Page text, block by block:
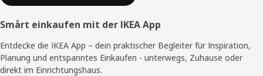
Smårt einkaufen mit der IKEA App
Entdecke die IKEA App – dein praktischer Begleiter für Inspiration,
Planung und entspanntes Einkaufen - unterwegs, Zuhause oder
direkt im Einrichtungshaus.